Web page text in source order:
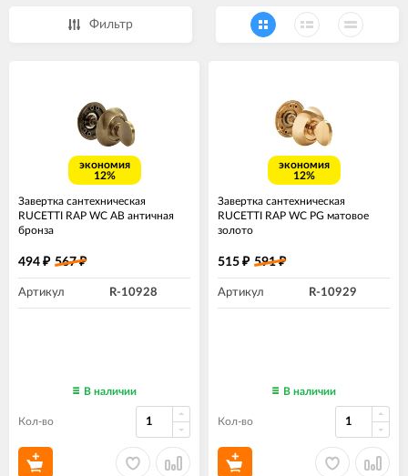
Фильтр
экономия
12%
Завертка сантехническая
RUCETTI RAP WC AB античная
бронза
494 ₽ 567₽
Артикул R-10928
В наличии
Кол-во
экономия
12%
Завертка сантехническая
RUCETTI RAP WC PG матовое
золото
515 ₽ 591₽
Артикул R-10929
В наличии
Кол-во